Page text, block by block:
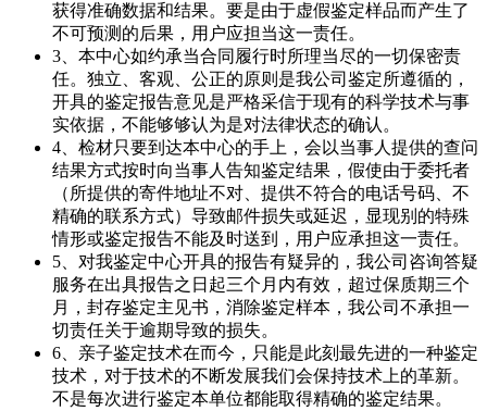
获得准确数据和结果。要是由于虚假鉴定样品而产生了
不可预测的后果，用户应担当这一责任。
3、本中心如约承当合同履行时所理当尽的一切保密责
任。独立、客观、公正的原则是我公司鉴定所遵循的，
开具的鉴定报告意见是严格采信于现有的科学技术与事
实依据，不能够够认为是对法律状态的确认。
4、检材只要到达本中心的手上，会以当事人提供的查问
结果方式按时向当事人告知鉴定结果，假使由于委托者
（所提供的寄件地址不对、提供不符合的电话号码、不
精确的联系方式）导致邮件损失或延迟，显现别的特殊
情形或鉴定报告不能及时送到，用户应承担这一责任。
5、对我鉴定中心开具的报告有疑异的，我公司咨询答疑
服务在出具报告之日起三个月内有效，超过保质期三个
月，封存鉴定主见书，消除鉴定样本，我公司不承担一
切责任关于逾期导致的损失。
6、亲子鉴定技术在而今，只能是此刻最先进的一种鉴定
技术，对于技术的不断发展我们会保持技术上的革新。
不是每次进行鉴定本单位都能取得精确的鉴定结果。